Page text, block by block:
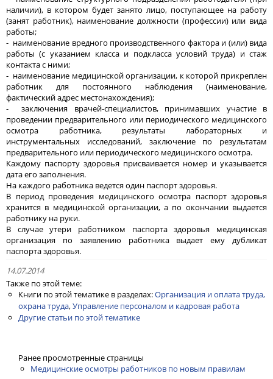
наличии), в котором будет занято лицо, поступающее на работу
(занят работник), наименование должности (профессии) или вида
работы;
- наименование вредного производственного фактора и (или) вида
работы (с указанием класса и подкласса условий труда) и стаж
контакта с ними;
- наименование медицинской организации, к которой прикреплен
работник для постоянного наблюдения (наименование,
фактический адрес местонахождения);
- заключения врачей-специалистов, принимавших участие в
проведении предварительного или периодического медицинского
осмотра работника, результаты лабораторных и
инструментальных исследований, заключение по результатам
предварительного или периодического медицинского осмотра.
Каждому паспорту здоровья присваивается номер и указывается
дата его заполнения.
На каждого работника ведется один паспорт здоровья.
В период проведения медицинского осмотра паспорт здоровья
хранится в медицинской организации, а по окончании выдается
работнику на руки.
В случае утери работником паспорта здоровья медицинская
организация по заявлению работника выдает ему дубликат
паспорта здоровья.
14.07.2014
Также по этой теме:
Книги по этой тематике в разделах:Организация и оплата труда,
охрана труда,Управление персоналом и кадровая работа
Другие статьи по этой тематике
Ранее просмотренные страницы
Медицинские осмотры работников по новым правилам